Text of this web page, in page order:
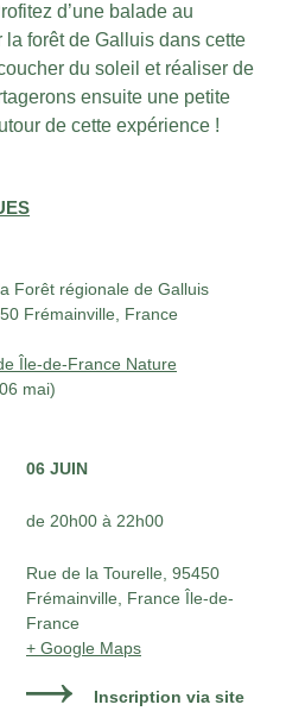
d’une balade au
forêt de Galluis dans cette
du soleil et réaliser de
ensuite une petite
de cette expérience !
Forêt régionale de Galluis
Frémainville, France
Île-de-France Nature
mai)
06 JUIN
de 20h00 à 22h00
Rue de la Tourelle, 95450
Frémainville, France Île-de-
France
+ Google Maps
Inscription via site